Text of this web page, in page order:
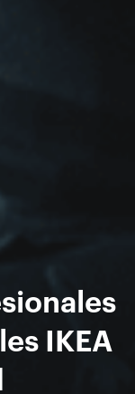
IKEA